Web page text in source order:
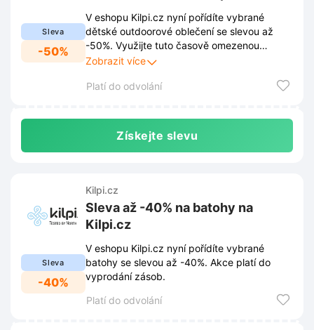
Sleva
-50%
V eshopu Kilpi.cz nyní pořídíte vybrané
dětské outdoorové oblečení se slevou až
-50%. Využijte tuto časově omezenou
nabídku a vybavte děti na dobrodružství v
Zobrazit více
Platí do odvolání
Získejte slevu
Sleva
-40%
Kilpi.cz
Sleva až -40% na batohy na
Kilpi.cz
V eshopu Kilpi.cz nyní pořídíte vybrané
batohy se slevou až -40%. Akce platí do
vyprodání zásob.
Platí do odvolání